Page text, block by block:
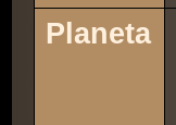
Planeta